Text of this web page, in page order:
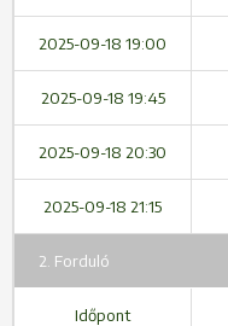
2025-09-18 19:00
2025-09-18 19:45
2025-09-18 20:30
2025-09-18 21:15
2. Forduló
Időpont